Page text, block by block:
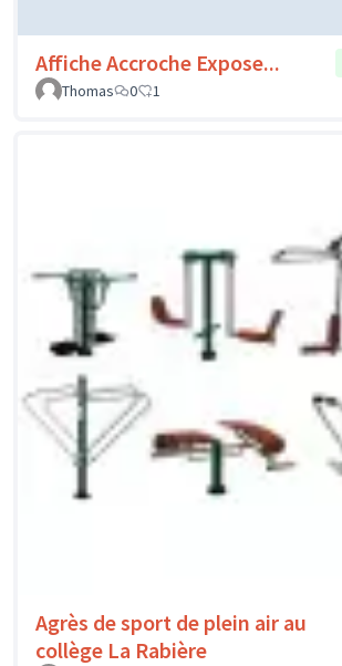
Affiche Accroche Expose...
Thomas
0 1
Agrès de sport de plein air au
collège La Rabière